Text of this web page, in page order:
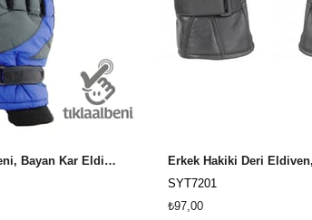
Çocuk Kar Eldiveni, Bayan Kar Eldiveni K156
SYT7201
₺97,00